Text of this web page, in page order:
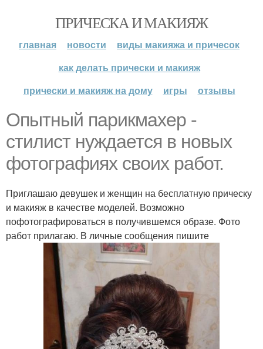
ПРИЧЕСКА И МАКИЯЖ
главная новости
виды макияжа и причесок
как делать прически и макияж
прически и макияж на дому
игры отзывы
Опытный парикмахер -
стилист нуждается в новых
фотографиях своих работ.
Приглашаю девушек и женщин на бесплатную прическу
и макияж в качестве моделей. Возможно
пофотографироваться в получившемся образе. Фото
работ прилагаю. В личные сообщения пишите